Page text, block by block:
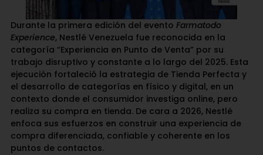
Durante la primera edición del evento Farmatodo
Experience, Nestlé Venezuela fue reconocida en la
categoría “Experiencia en Punto de Venta” por su
trabajo disruptivo y constante a lo largo del 2025. Esta
ejecución fortaleció la estrategia de Tienda Perfecta y
el desarrollo de categorías en físico y digital, en un
contexto donde el consumidor investiga online, pero
realiza su compra en tienda. De cara a 2026, Nestlé
enfoca sus esfuerzos en construir una experiencia de
compra diferenciada, confiable y coherente en los
puntos de contactos.